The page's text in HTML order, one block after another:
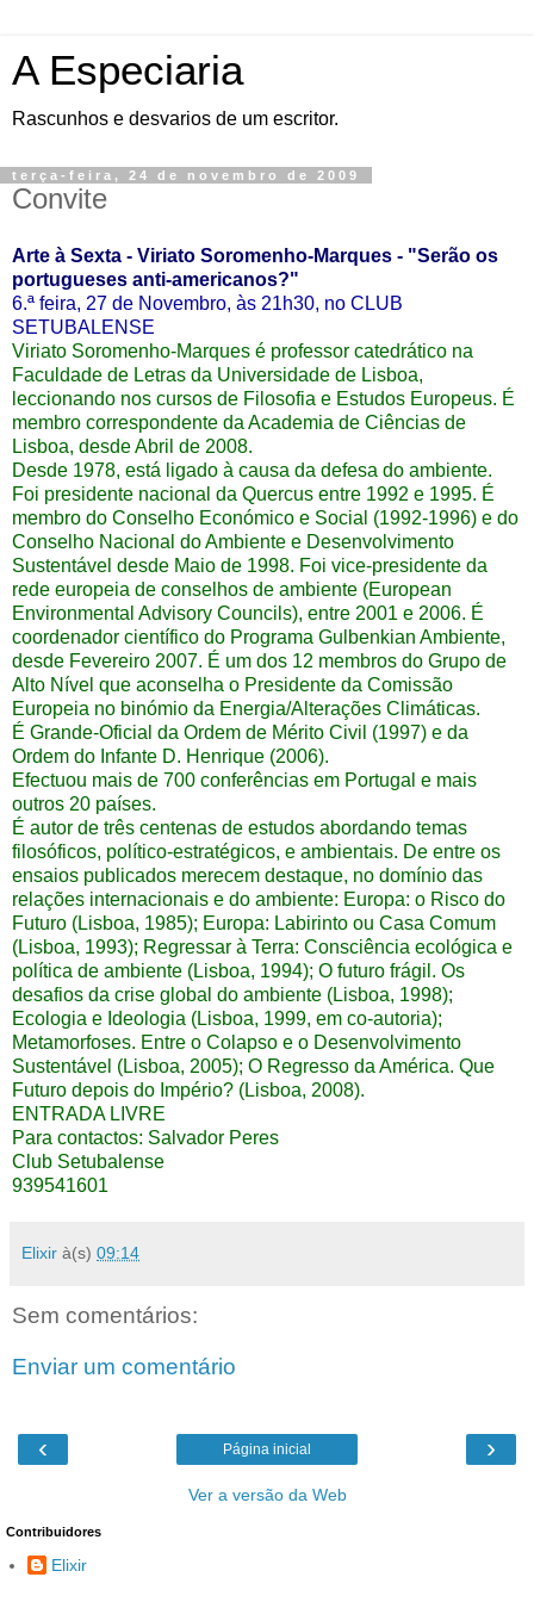
A Especiaria
Rascunhos e desvarios de um escritor.
terça-feira, 24 de novembro de 2009
Convite
Arte à Sexta - Viriato Soromenho-Marques - "Serão os
portugueses anti-americanos?"
6.ª feira, 27 de Novembro, às 21h30, no CLUB
SETUBALENSE
Viriato Soromenho-Marques é professor catedrático na
Faculdade de Letras da Universidade de Lisboa,
leccionando nos cursos de Filosofia e Estudos Europeus. É
membro correspondente da Academia de Ciências de
Lisboa, desde Abril de 2008.
Desde 1978, está ligado à causa da defesa do ambiente.
Foi presidente nacional da Quercus entre 1992 e 1995. É
membro do Conselho Económico e Social (1992-1996) e do
Conselho Nacional do Ambiente e Desenvolvimento
Sustentável desde Maio de 1998. Foi vice-presidente da
rede europeia de conselhos de ambiente (European
Environmental Advisory Councils), entre 2001 e 2006. É
coordenador científico do Programa Gulbenkian Ambiente,
desde Fevereiro 2007. É um dos 12 membros do Grupo de
Alto Nível que aconselha o Presidente da Comissão
Europeia no binómio da Energia/Alterações Climáticas.
É Grande-Oficial da Ordem de Mérito Civil (1997) e da
Ordem do Infante D. Henrique (2006).
Efectuou mais de 700 conferências em Portugal e mais
outros 20 países.
É autor de três centenas de estudos abordando temas
filosóficos, político-estratégicos, e ambientais. De entre os
ensaios publicados merecem destaque, no domínio das
relações internacionais e do ambiente: Europa: o Risco do
Futuro (Lisboa, 1985); Europa: Labirinto ou Casa Comum
(Lisboa, 1993); Regressar à Terra: Consciência ecológica e
política de ambiente (Lisboa, 1994); O futuro frágil. Os
desafios da crise global do ambiente (Lisboa, 1998);
Ecologia e Ideologia (Lisboa, 1999, em co-autoria);
Metamorfoses. Entre o Colapso e o Desenvolvimento
Sustentável (Lisboa, 2005); O Regresso da América. Que
Futuro depois do Império? (Lisboa, 2008).
ENTRADA LIVRE
Para contactos: Salvador Peres
Club Setubalense
939541601
Elixir à(s) 09:14
Sem comentários:
Enviar um comentário
‹ ›
Página inicial
Ver a versão da Web
Contribuidores
Elixir